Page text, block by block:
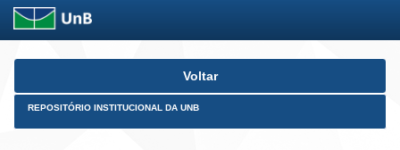
Skip
Voltar
REPOSITÓRIO INSTITUCIONAL DA UNB